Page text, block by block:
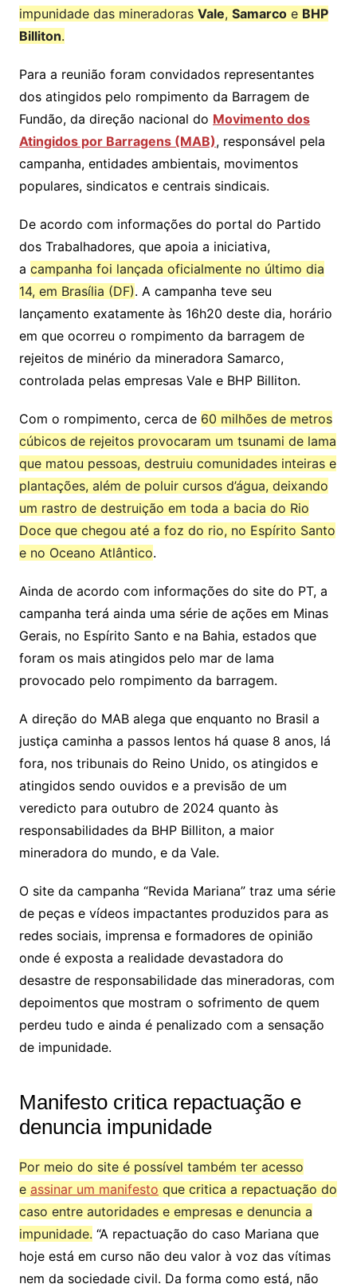
impunidade das mineradoras Vale, Samarcoe BHP
Billiton.
Para a reunião foram convidados representantes
dos atingidos pelo rompimento da Barragem de
Fundão, da direção nacional do Movimento dos
Atingidos por Barragens (MAB), responsável pela
campanha, entidades ambientais, movimentos
populares, sindicatos e centrais sindicais.
De acordo com informações do portal do Partido
dos Trabalhadores, que apoia a iniciativa,
a campanha foi lançada oficialmente no último dia
14, em Brasília (DF). A campanha teve seu
lançamento exatamente às 16h20 deste dia, horário
em que ocorreu o rompimento da barragem de
rejeitos de minério da mineradora Samarco,
controlada pelas empresas Vale e BHP Billiton.
Com o rompimento, cerca de 60 milhões de metros
cúbicos de rejeitos provocaram um tsunami de lama
que matou pessoas, destruiu comunidades inteiras e
plantações, além de poluir cursos d’água, deixando
um rastro de destruição em toda a bacia do Rio
Doce que chegou até a foz do rio, no Espírito Santo
e no Oceano Atlântico.
Ainda de acordo com informações do site do PT, a
campanha terá ainda uma série de ações em Minas
Gerais, no Espírito Santo e na Bahia, estados que
foram os mais atingidos pelo mar de lama
provocado pelo rompimento da barragem.
A direção do MAB alega que enquanto no Brasil a
justiça caminha a passos lentos há quase 8 anos, lá
fora, nos tribunais do Reino Unido, os atingidos e
atingidos sendo ouvidos e a previsão de um
veredicto para outubro de 2024 quanto às
responsabilidades da BHP Billiton, a maior
mineradora do mundo, e da Vale.
O site da campanha “Revida Mariana” traz uma série
de peças e vídeos impactantes produzidos para as
redes sociais, imprensa e formadores de opinião
onde é exposta a realidade devastadora do
desastre de responsabilidade das mineradoras, com
depoimentos que mostram o sofrimento de quem
perdeu tudo e ainda é penalizado com a sensação
de impunidade.
Manifesto critica repactuação e
denuncia impunidade
Por meio do site é possível também ter acesso
e assinar um manifesto que critica a repactuação do
caso entre autoridades e empresas e denuncia a
impunidade. “A repactuação do caso Mariana que
hoje está em curso não deu valor à voz das vítimas
nem da sociedade civil. Da forma como está, não